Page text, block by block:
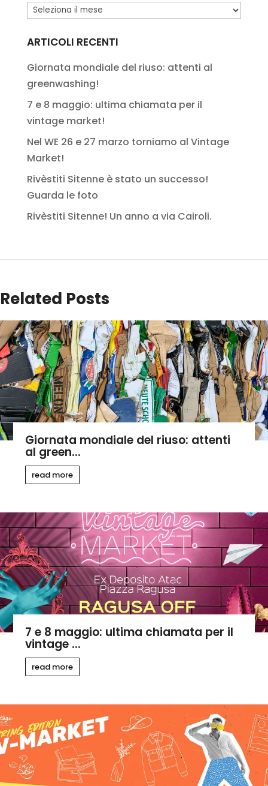
Salto
passato
ARTICOLI RECENTI
Giornata mondiale del riuso: attenti al
greenwashing!
7 e 8 maggio: ultima chiamata per il
vintage market!
Nel WE 26 e 27 marzo torniamo al Vintage
Market!
Rivèstiti Sitenne è stato un successo!
Guarda le foto
Rivèstiti Sitenne! Un anno a via Cairoli.
Related Posts
Giornata mondiale del riuso: attenti
al green...
read more
7 e 8 maggio: ultima chiamata per il
vintage ...
read more